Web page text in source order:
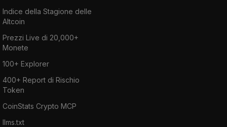
Indice della Stagione delle
Altcoin
Prezzi Live di 20,000+
Monete
100+ Explorer
400+ Report di Rischio
Token
CoinStats Crypto MCP
llms.txt